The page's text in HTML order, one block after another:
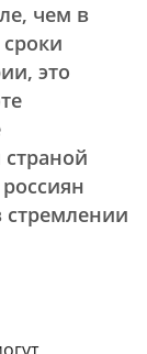
чем в
это
стремлении